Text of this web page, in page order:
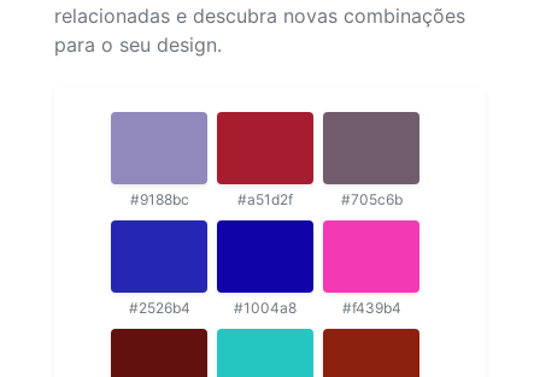
relacionadas e descubra novas combinações
para o seu design.
#9188bc #a51d2f #705c6b
#2526b4 #1004a8 #f439b4